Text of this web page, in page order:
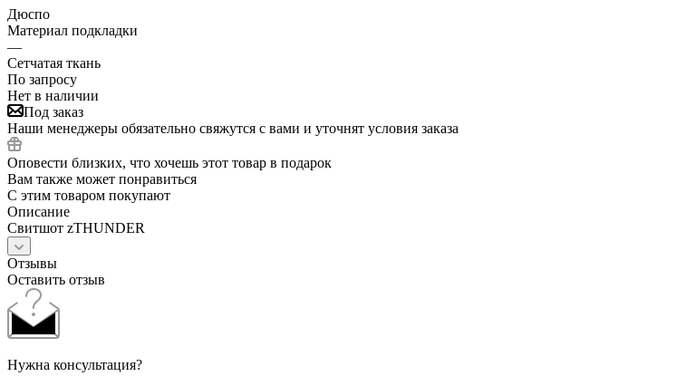
Дюспо
Материал подкладки
—
Сетчатая ткань
По запросу
Нет в наличии
Под заказ
Наши менеджеры обязательно свяжутся с вами и уточнят условия заказа
Оповести близких, что хочешь этот товар в подарок
Вам также может понравиться
С этим товаром покупают
Описание
Свитшот zTHUNDER
Отзывы
Оставить отзыв
Нужна консультация?